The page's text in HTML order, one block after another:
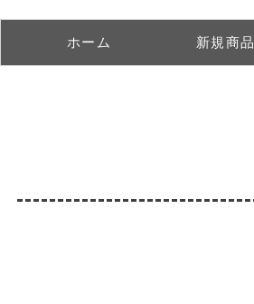
ホーム 新規商品